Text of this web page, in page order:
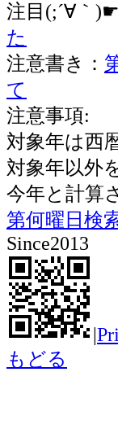
注目(;´∀｀)☛
た
注意書き：
て
注意事項:
対象年は西
対象年以外
今年と計算
第何曜日検
Since2013
|
もどる